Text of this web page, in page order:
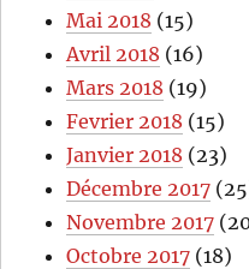
Mai 2018 (15)
Avril 2018 (16)
Mars 2018 (19)
Fevrier 2018 (15)
Janvier 2018 (23)
Décembre 2017
Novembre 2017
Octobre 2017 (18)